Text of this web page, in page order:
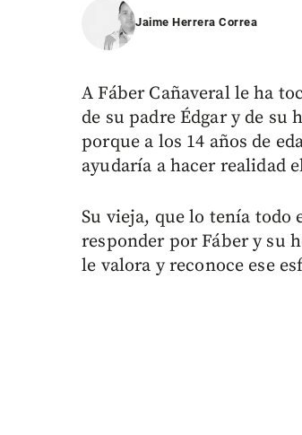
Jaime Herrera Correa
A Fáber Cañaveral le ha
de su padre Édgar y de su
porque a los 14 años de
ayudaría a hacer realidad
Su vieja, que lo tenía todo
responder por Fáber y su
le valora y reconoce ese